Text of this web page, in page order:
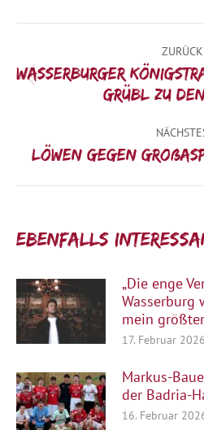
ZURÜCK
Wasserburger
Grübl zu
Löwen gegen
Ebenfalls
„Die enge
Wasserburg
mein
17. Februar 2026
Markus-
der Badria-
16. Februar